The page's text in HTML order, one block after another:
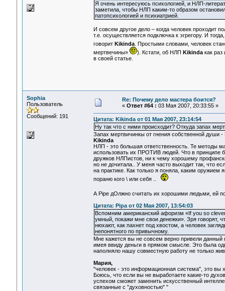
Я очень интересуюсь психологией, и НЛП-
заметила, чтобы НЛП каким-то образом
патопсихологией и психиатрией.
И совсем другое дело – когда человек проходит
т.е. осуществляется подключка к эгрегору. И
говорит Kikinda. Простыми словами, человек
мертвечины»
). Кстати, об НЛП Kikindaкак раз
в своей статье.
Sophia
Пользователь
Сообщений: 191
Re: Почему дело мастера боится?
« Ответ #64 : 03 Мая 2007, 20:33:55 »
Цитата: Kikinda от 01 Мая 2007, 23:14:54
Ну так что с ними происходит? Откуда запах
Запах мертвичинкы от гнения собственной души
Kikinda
НЛП - это большая ответственность. Те методы
использовать их ПРОТИВ людей. Что в принципе
дружков НЛПистов, ни к чему хорошему
но не дочитала.. У меня часто выходит так, что
на практике. Как только я поняла, каким оружием
пораню кого \ или себя ..
А Pipе дОлжно считать их хорошими людьми, ей
Цитата: Pipa от 02 Мая 2007, 13:54:03
Вспомним американский афоризм «If you so
умный, покажи мне свои денежки». Зря говорят,
нюхают, как пахнет под хвостом, а человек
непонятного по привычному.
Мне кажется вы не совсем верно привели
имея ввиду деньги в прямом смысле. Это была
наполняло нашу совместную работу не только
Мария,
"человек - это информационная система", это вы
Боюсь, что если вы не выработаете какие-то
успехом сможет заменить искусственный
связанные с "духовностью" "